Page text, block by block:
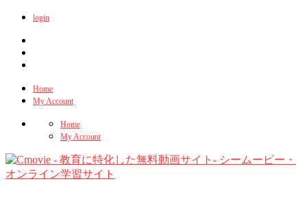
login
Home
My Account
Home
My Account